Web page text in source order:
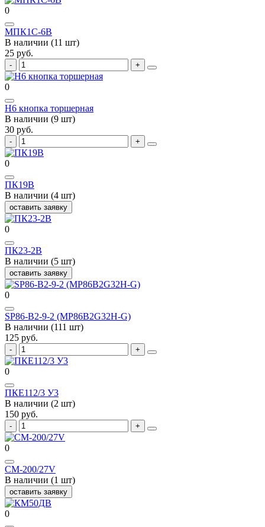
0
МПК1С-6В
В наличии (11 шт)
25 руб.
0
Н6 кнопка торшерная
В наличии (9 шт)
30 руб.
0
ПК19В
В наличии (4 шт)
оставить заявку
0
ПК23-2В
В наличии (5 шт)
оставить заявку
0
SP86-B2-9-2 (MP86B2G32H-G)
В наличии (111 шт)
125 руб.
0
ПКЕ112/3 У3
В наличии (2 шт)
150 руб.
0
CM-200/27V
В наличии (1 шт)
оставить заявку
0